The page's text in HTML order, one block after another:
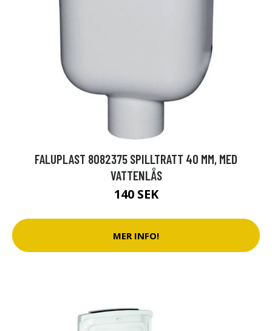
FALUPLAST 8082375 SPILLTRATT 40 MM, MED
VATTENLÅS
140 SEK
MER INFO!